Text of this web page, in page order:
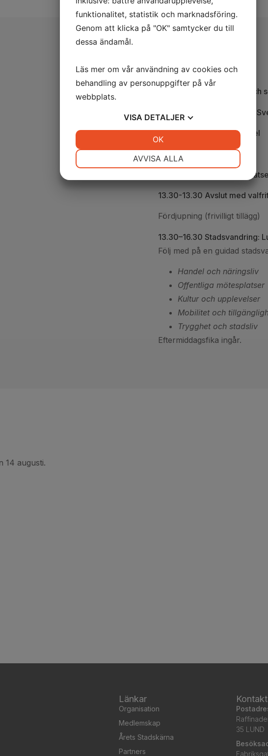
Program
11.30 Registrering och lunch
12.00 Philip Sandberg, VD
12.10 Talare/Goda exempel
12.30 Fråga panelen
13.00 Reflektion och
13.30-13.30 Avslut med
Fördjupning (frivilligt tillägg)
13.30–16.30 Stadsvandring:
Följ med på en guidad
Handel och näringsliv
Offentliga mötesplatser
Kultur och upplevelser
Mobilitet och
Trygghet och stadsliv
Eftermiddagsfika ingår.
14 augusti.
Länkar
Organisation
Medlemskap
Årets Stadskärna
Partners
35 LUND
funktionalitet, statistik och marknadsföring.
Genom att klicka på "OK" samtycker du till
dessa ändamål.
Läs mer om vår användning av cookies och
behandling av personuppgifter på vår
webbplats.
VISA DETALJER
AVVISA ALLA
OK